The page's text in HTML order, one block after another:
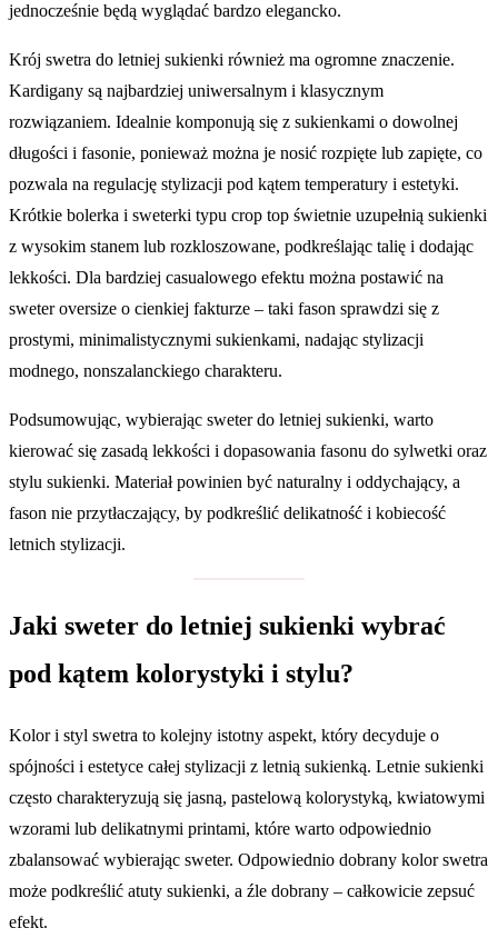
jednocześnie będą wyglądać bardzo elegancko.
Krój swetra do letniej sukienki również ma ogromne znaczenie.
Kardigany są najbardziej uniwersalnym i klasycznym
rozwiązaniem. Idealnie komponują się z sukienkami o dowolnej
długości i fasonie, ponieważ można je nosić rozpięte lub zapięte, co
pozwala na regulację stylizacji pod kątem temperatury i estetyki.
Krótkie bolerka i sweterki typu crop top świetnie uzupełnią sukienki
z wysokim stanem lub rozkloszowane, podkreślając talię i dodając
lekkości. Dla bardziej casualowego efektu można postawić na
sweter oversize o cienkiej fakturze – taki fason sprawdzi się z
prostymi, minimalistycznymi sukienkami, nadając stylizacji
modnego, nonszalanckiego charakteru.
Podsumowując, wybierając sweter do letniej sukienki, warto
kierować się zasadą lekkości i dopasowania fasonu do sylwetki oraz
stylu sukienki. Materiał powinien być naturalny i oddychający, a
fason nie przytłaczający, by podkreślić delikatność i kobiecość
letnich stylizacji.
Jaki sweter do letniej sukienki wybrać
pod kątem kolorystyki i stylu?
Kolor i styl swetra to kolejny istotny aspekt, który decyduje o
spójności i estetyce całej stylizacji z letnią sukienką. Letnie sukienki
często charakteryzują się jasną, pastelową kolorystyką, kwiatowymi
wzorami lub delikatnymi printami, które warto odpowiednio
zbalansować wybierając sweter. Odpowiednio dobrany kolor swetra
może podkreślić atuty sukienki, a źle dobrany – całkowicie zepsuć
efekt.